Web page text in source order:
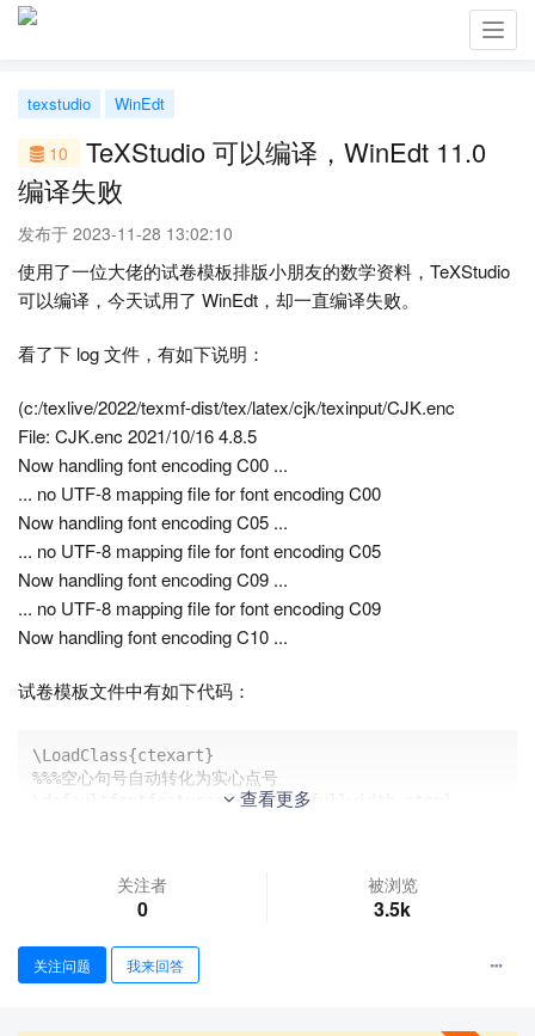
texstudio WinEdt
10
TeXStudio 可以编译，WinEdt 11.0
编译失败
发布于 2023-11-28 13:02:10
使用了一位大佬的试卷模板排版小朋友的数学资料，TeXStudio
可以编译，今天试用了 WinEdt，却一直编译失败。
看了下 log 文件，有如下说明：
(c:/texlive/2022/texmf-dist/tex/latex/cjk/texinput/CJK.enc
File: CJK.enc 2021/10/16 4.8.5
Now handling font encoding C00 ...
... no UTF-8 mapping file for font encoding C00
Now handling font encoding C05 ...
... no UTF-8 mapping file for font encoding C05
Now handling font encoding C09 ...
... no UTF-8 mapping file for font encoding C09
Now handling font encoding C10 ...
试卷模板文件中有如下代码：
\LoadClass{ctexart}
%%%空心句号自动转化为实心点号
\defaultfontfeatures{Mapping=fullwidth-stop}
g,CJKmath,CheckSingle}
WinEdt 的编译栏提示defaultfontfeatures{Mapping=fullwidth-
stop}这句有问题。
想请教下大佬们这种问题应该如何解决？非常感谢！
查看更多
关注者
0
被浏览
3.5k
关注问题 我来回答